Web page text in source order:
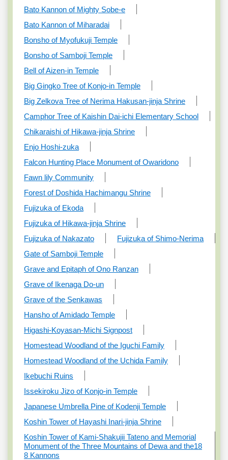
Bato Kannon of Mighty Sobe-e
Bato Kannon of Miharadai
Bonsho of Myofukuji Temple
Bonsho of Samboji Temple
Bell of Aizen-in Temple
Big Gingko Tree of Konjo-in Temple
Big Zelkova Tree of Nerima Hakusan-jinja Shrine
Camphor Tree of Kaishin Dai-ichi Elementary School
Chikaraishi of Hikawa-jinja Shrine
Enjo Hoshi-zuka
Falcon Hunting Place Monument of Owaridono
Fawn lily Community
Forest of Doshida Hachimangu Shrine
Fujizuka of Ekoda
Fujizuka of Hikawa-jinja Shrine
Fujizuka of Nakazato
Fujizuka of Shimo-Nerima
Gate of Samboji Temple
Grave and Epitaph of Ono Ranzan
Grave of Ikenaga Do-un
Grave of the Senkawas
Hansho of Amidado Temple
Higashi-Koyasan-Michi Signpost
Homestead Woodland of the Iguchi Family
Homestead Woodland of the Uchida Family
Ikebuchi Ruins
Issekiroku Jizo of Konjo-in Temple
Japanese Umbrella Pine of Kodenji Temple
Koshin Tower of Hayashi Inari-jinja Shrine
Koshin Tower of Kami-Shakujii Tateno and Memorial
Monument of the Three Mountains of Dewa and the18
8 Kannons